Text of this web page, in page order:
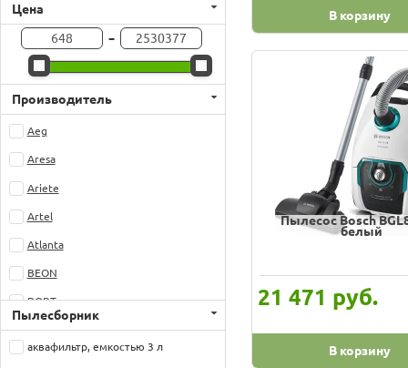
Цена
-
Производитель
Aeg
Aresa
Ariete
Artel
Atlanta
BEON
BORT
Beko
Пылесборник
аквафильтр, емкостью 3 л
В корзину
Пылесос Bosch
белый
21 471 руб.
В корзину